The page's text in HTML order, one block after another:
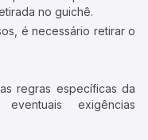
no guichê.
é necessário retirar o
regras específicas da
exigências